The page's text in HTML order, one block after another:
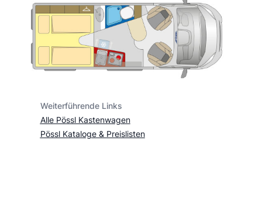
Weiterführende Links
Alle Pössl Kastenwagen
Pössl Kataloge & Preislisten